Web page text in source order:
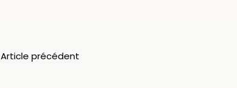
Article précédent